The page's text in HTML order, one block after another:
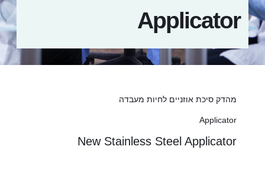
Applicator
מהדק סיכת אוזניים לחיות מעבדה
Applicator
New Stainless Steel Applicator